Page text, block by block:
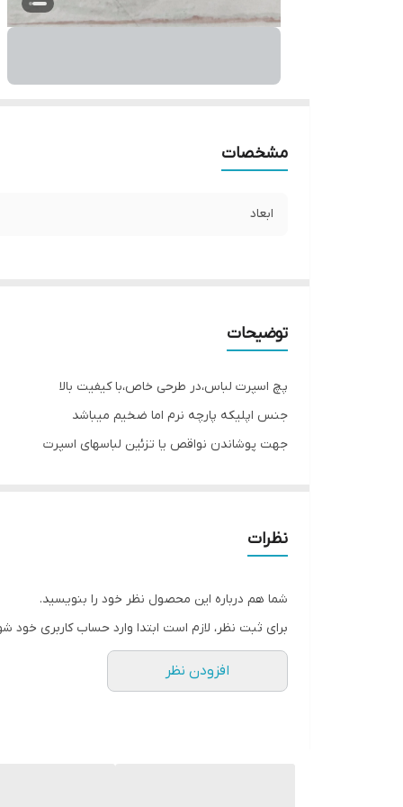
مشخصات
ابعاد
توضیحات
پچ اسپرت لباس،در طرحی خاص،با کیفیت بالا
جنس اپلیکه پارچه نرم اما ضخیم میباشد
جهت پوشاندن نواقص یا تزئین لباسهای اسپرت
نظرات
شما هم درباره این محصول نظر خود را بنویسید.
برای ثبت نظر، لازم است ابتدا وارد حساب کاربری خود
افزودن نظر